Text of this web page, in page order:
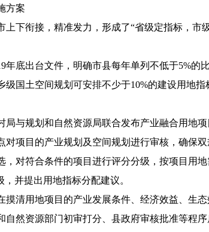
方案
上下衔接，精准发力，形成了“省级定指标，市
年底出台文件，明确市县每年单列不低于5%的
级国土空间规划可安排不少于10%的建设用地指
局与规划和自然资源局联合发布产业融合用地
项目的产业规划及空间规划进行审核，确保
，对符合条件的项目进行评分分级，按项目用
，并提出用地指标分配建议。
摸清用地项目的产业发展条件、经济效益、生态
自然资源部门初审打分、县政府审核批准等程